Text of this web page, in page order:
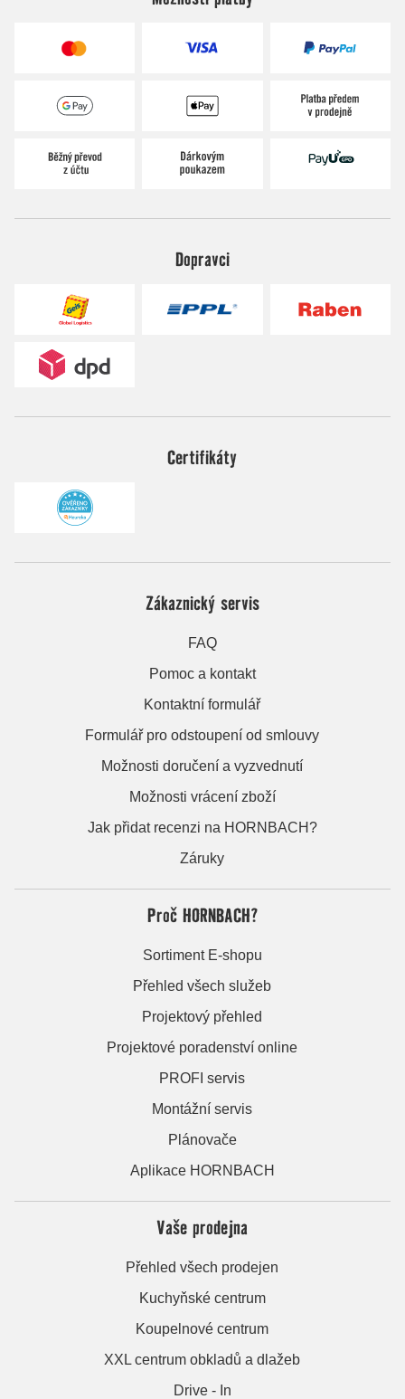
Dopravci
Certifikáty
Zákaznický servis
FAQ
Pomoc a kontakt
Kontaktní formulář
Formulář pro odstoupení od smlouvy
Možnosti doručení a vyzvednutí
Možnosti vrácení zboží
Jak přidat recenzi na HORNBACH?
Záruky
Proč HORNBACH?
Sortiment E-shopu
Přehled všech služeb
Projektový přehled
Projektové poradenství online
PROFI servis
Montážní servis
Plánovače
Aplikace HORNBACH
Vaše prodejna
Přehled všech prodejen
Kuchyňské centrum
Koupelnové centrum
XXL centrum obkladů a dlažeb
Drive - In